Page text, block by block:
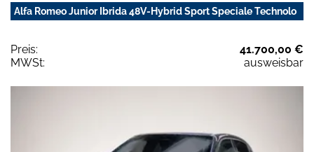
Alfa Romeo Junior Ibrida 48V-Hybrid Sport Speciale Technolo
Preis:
41.700,00 €
MWSt:
ausweisbar